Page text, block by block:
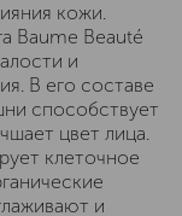
кожи.
Baume Beauté
и
В его составе
способствует
цвет лица.
клеточное
и